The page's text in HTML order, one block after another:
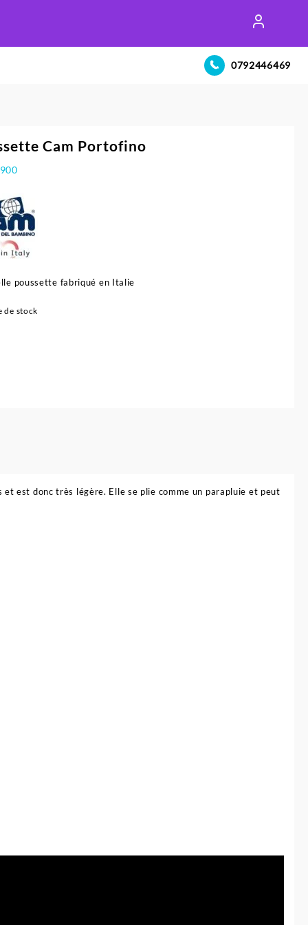
0792446469
Cam Portofino
poussette fabriqué en Italie
de stock
est donc très légère. Elle se plie comme un parapluie et peut